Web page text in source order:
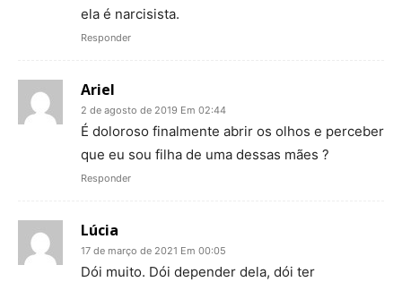
ela é narcisista.
Responder
Ariel
2 de agosto de 2019 Em 02:44
É doloroso finalmente abrir os olhos e perceber
que eu sou filha de uma dessas mães ?
Responder
Lúcia
17 de março de 2021 Em 00:05
Dói muito. Dói depender dela, dói ter